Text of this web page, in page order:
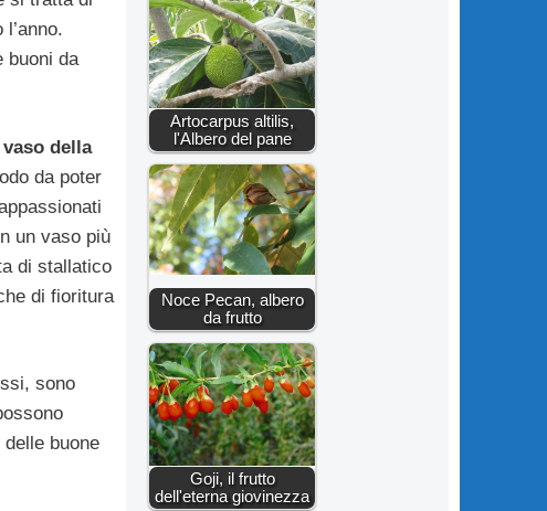
buoni da
della
da poter
un vaso più
di stallatico
di fioritura
sono
buone
Artocarpus altilis,
l'Albero del pane
Noce Pecan, albero
da frutto
Goji, il frutto
dell'eterna giovinezza